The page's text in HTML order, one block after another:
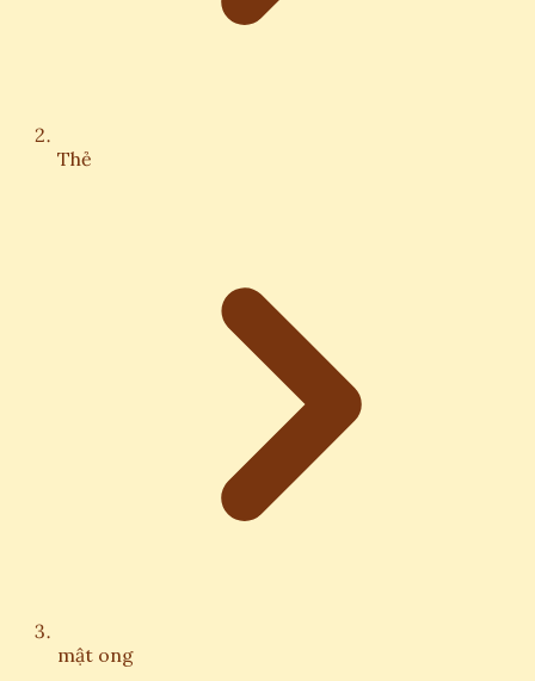
Thẻ
mật ong